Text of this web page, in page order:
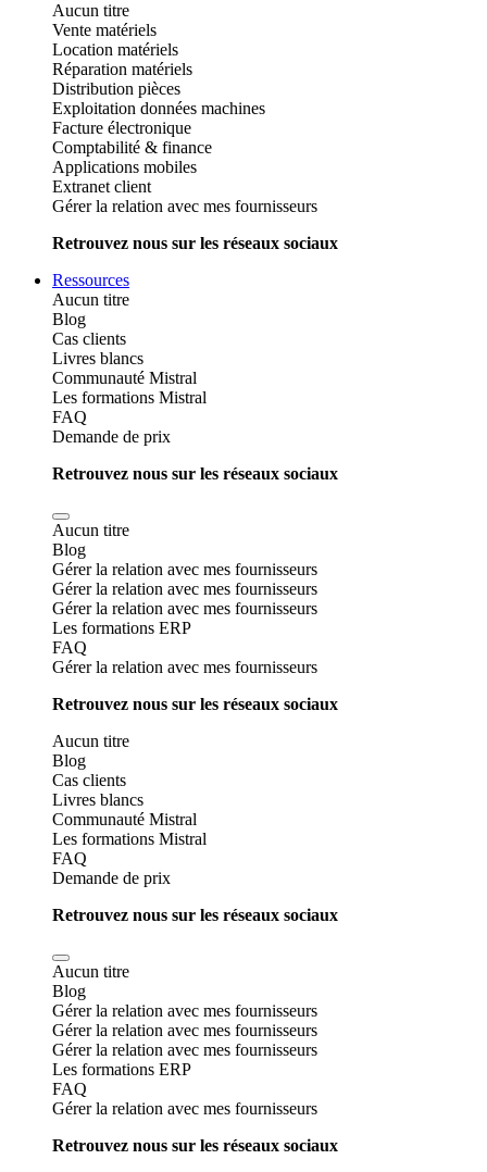
Aucun titre
Vente matériels
Location matériels
Réparation matériels
Distribution pièces
Exploitation données machines
Facture électronique
Comptabilité & finance
Applications mobiles
Extranet client
Gérer la relation avec mes fournisseurs
Retrouvez nous sur les réseaux sociaux
Ressources
Aucun titre
Blog
Cas clients
Livres blancs
Communauté Mistral
Les formations Mistral
FAQ
Demande de prix
Retrouvez nous sur les réseaux sociaux
Aucun titre
Blog
Gérer la relation avec mes fournisseurs
Gérer la relation avec mes fournisseurs
Gérer la relation avec mes fournisseurs
Les formations ERP
FAQ
Gérer la relation avec mes fournisseurs
Retrouvez nous sur les réseaux sociaux
Aucun titre
Blog
Cas clients
Livres blancs
Communauté Mistral
Les formations Mistral
FAQ
Demande de prix
Retrouvez nous sur les réseaux sociaux
Aucun titre
Blog
Gérer la relation avec mes fournisseurs
Gérer la relation avec mes fournisseurs
Gérer la relation avec mes fournisseurs
Les formations ERP
FAQ
Gérer la relation avec mes fournisseurs
Retrouvez nous sur les réseaux sociaux